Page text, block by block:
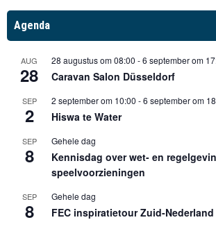
Agenda
AUG
28
28 augustus om 08:00 -6 september om
Caravan Salon Düsseldorf
SEP
2
2 september om 10:00 -6 september om
Hiswa te Water
SEP
8
Gehele dag
Kennisdag over wet- en
speelvoorzieningen
SEP
8
Gehele dag
FEC inspiratietour Zuid-Nederland